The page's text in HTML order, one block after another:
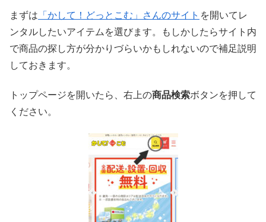
まずは 「かして！どっとこむ」さんのサイト を開いてレ
ンタルしたいアイテムを選びます。もしかしたらサイト内
で商品の探し方が分かりづらいかもしれないので補足説明
しておきます。
トップページを開いたら、右上の商品検索ボタンを押して
ください。